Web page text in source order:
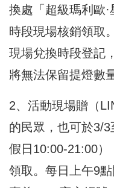
換處「超級瑪利歐
時段現場核銷領取
現場兌換時段登記
將無法保留提燈數
2、活動現場贈（
的民眾，也可於3/3
假日10:00-21:00）
領取。每日上午9